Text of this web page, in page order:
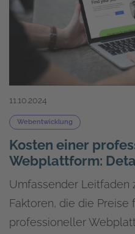
11.10.2024
Webentwicklung
Kosten einer
Webplattform:
Umfassender Leitfaden
Faktoren, die die Preise
professioneller